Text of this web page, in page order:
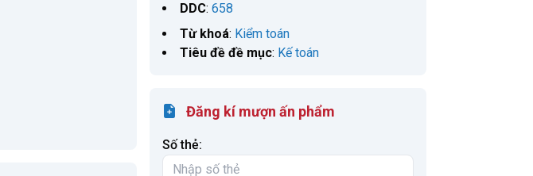
DDC: 658
Từ khoá: Kiểm toán
Tiêu đề đề mục: Kế toán
Đăng kí mượn ấn phẩm
Số thẻ: